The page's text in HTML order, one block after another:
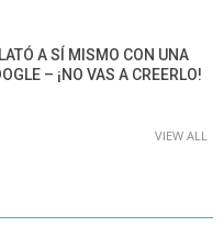
A SÍ MISMO CON UNA
– ¡NO VAS A CREERLO!
VIEW ALL